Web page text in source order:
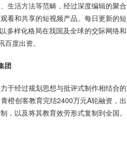
生活方法等范畴，经过深度编辑的聚合
看和共享的短视频产品。每日更新的短
多样化格局在我国及全球的交际网络和
度出资。
团
于经过规划思想与批评式制作相结合的
橙创客教育完结2400万元A轮融资，出
，以及将其教育效劳形式复制到全国。